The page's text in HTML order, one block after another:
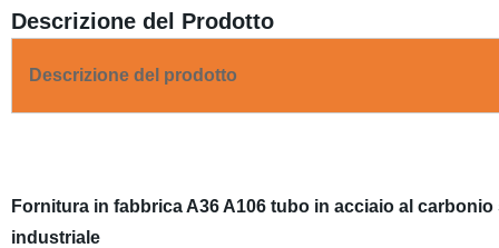
Descrizione del Prodotto
Descrizione del prodotto
Fornitura in fabbrica A36 A106 tubo in acciaio al
industriale